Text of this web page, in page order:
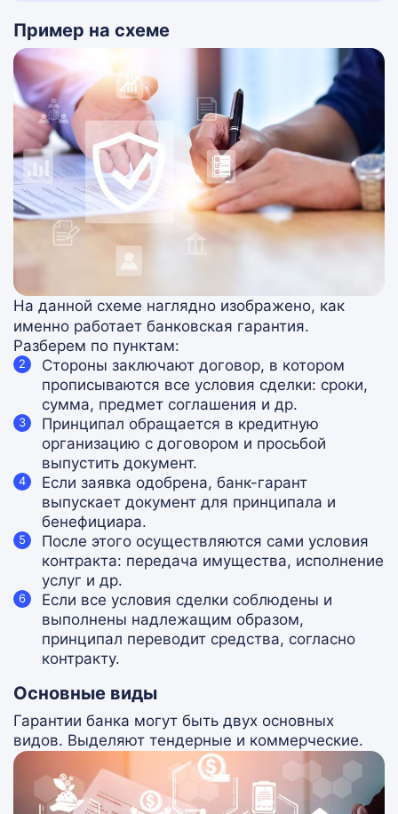
Пример на схеме
На данной схеме наглядно изображено, как
именно работает банковская гарантия.
Разберем по пунктам:
Стороны заключают договор, в котором
прописываются все условия сделки: сроки,
сумма, предмет соглашения и др.
Принципал обращается в кредитную
организацию с договором и просьбой
выпустить документ.
Если заявка одобрена, банк-гарант
выпускает документ для принципала и
бенефициара.
После этого осуществляются сами условия
контракта: передача имущества, исполнение
услуг и др.
Если все условия сделки соблюдены и
выполнены надлежащим образом,
принципал переводит средства, согласно
контракту.
Основные виды
Гарантии банка могут быть двух основных
видов. Выделяют тендерные и коммерческие.